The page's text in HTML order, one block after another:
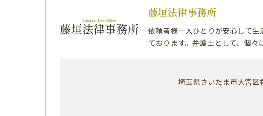
藤垣法律事務所
依頼者様一人ひとりが安心して
ております。弁護士として、個々
埼玉県さいたま市大宮